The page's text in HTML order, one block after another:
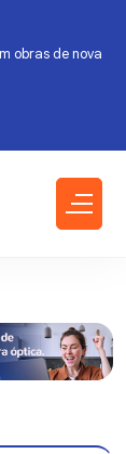
obras de nova